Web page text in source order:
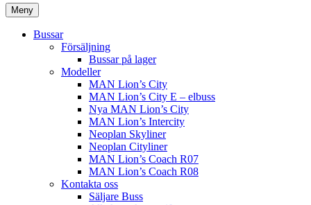
Meny
Bussar
Försäljning
Bussar på lager
Modeller
MAN Lion’s City
MAN Lion’s City E – elbuss
Nya MAN Lion’s City
MAN Lion’s Intercity
Neoplan Skyliner
Neoplan Cityliner
MAN Lion’s Coach R07
MAN Lion’s Coach R08
Kontakta oss
Säljare Buss